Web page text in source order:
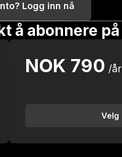
Logg inn nå
å abonnere på
NOK 790 /år
Velg